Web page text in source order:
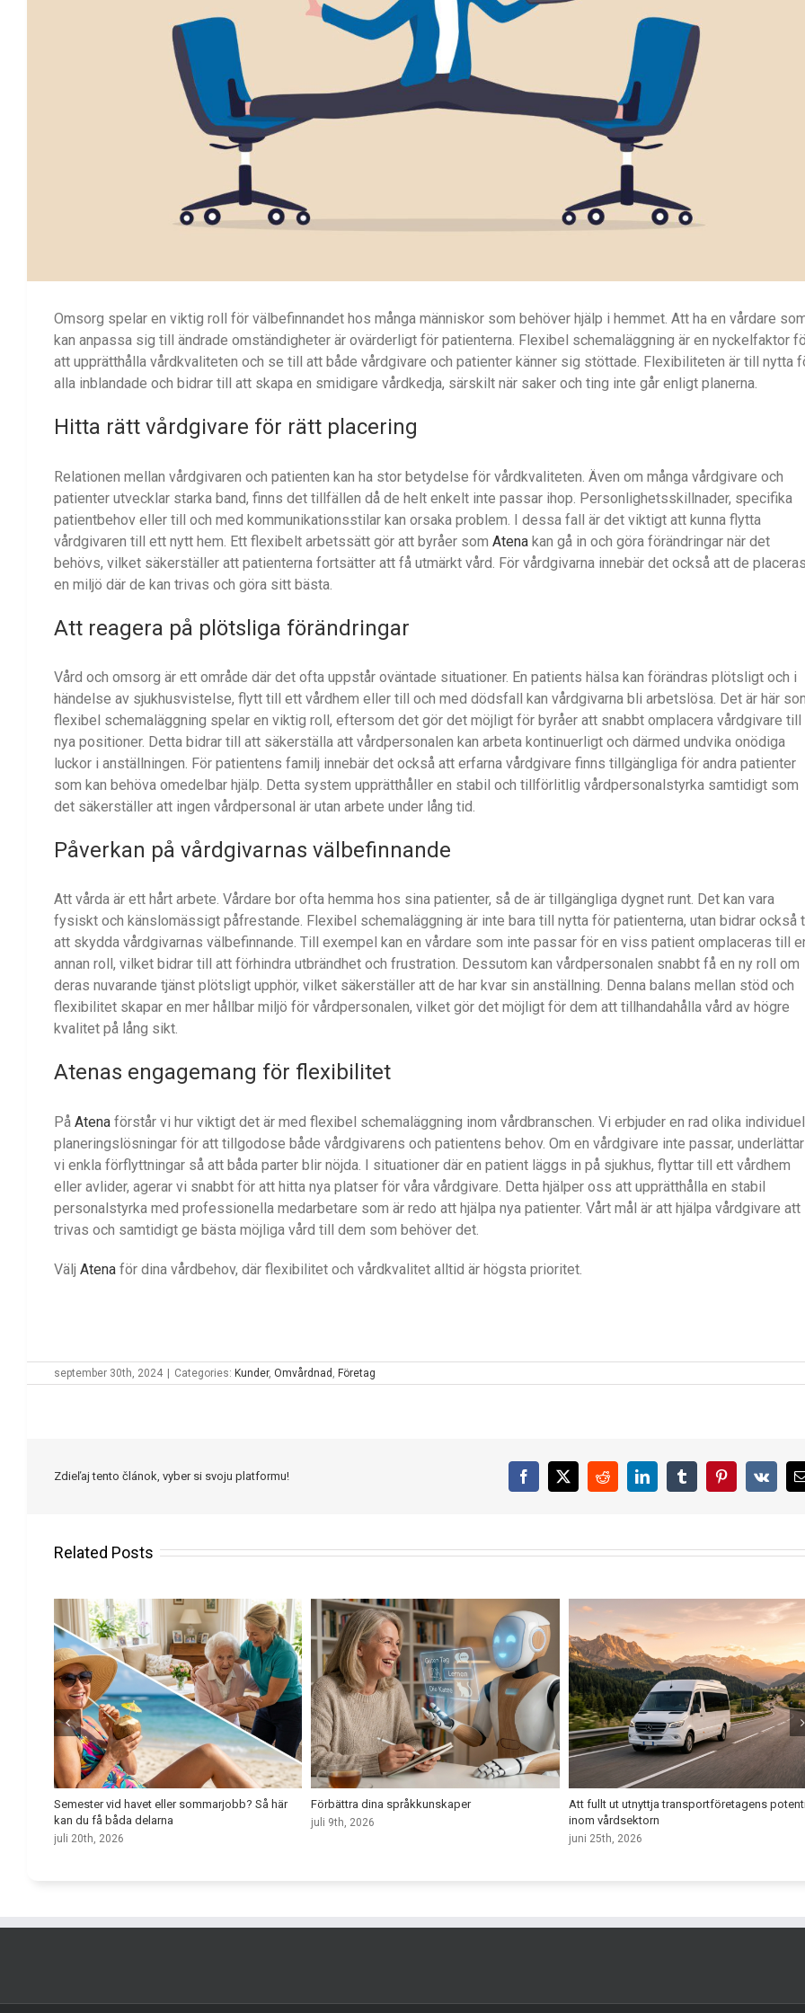
Omsorg spelar en viktig roll för välbefinnandet hos många människor som behöver hjälp i hemmet. Att ha en vårdare
kan anpassa sig till ändrade omständigheter är ovärderligt för patienterna. Flexibel schemaläggning är en nyckelfaktor
att upprätthålla vårdkvaliteten och se till att både vårdgivare och patienter känner sig stöttade. Flexibiliteten är till nytta
alla inblandade och bidrar till att skapa en smidigare vårdkedja, särskilt när saker och ting inte går enligt planerna.
Hitta rätt vårdgivare för rätt placering
Relationen mellan vårdgivaren och patienten kan ha stor betydelse för vårdkvaliteten. Även om många vårdgivare och
patienter utvecklar starka band, finns det tillfällen då de helt enkelt inte passar ihop. Personlighetsskillnader, specifika
patientbehov eller till och med kommunikationsstilar kan orsaka problem. I dessa fall är det viktigt att kunna flytta
vårdgivaren till ett nytt hem. Ett flexibelt arbetssätt gör att byråer som Atena kan gå in och göra förändringar när det
behövs, vilket säkerställer att patienterna fortsätter att få utmärkt vård. För vårdgivarna innebär det också att de
en miljö där de kan trivas och göra sitt bästa.
Att reagera på plötsliga förändringar
Vård och omsorg är ett område där det ofta uppstår oväntade situationer. En patients hälsa kan förändras plötsligt och i
händelse av sjukhusvistelse, flytt till ett vårdhem eller till och med dödsfall kan vårdgivarna bli arbetslösa. Det är här
flexibel schemaläggning spelar en viktig roll, eftersom det gör det möjligt för byråer att snabbt omplacera vårdgivare till
nya positioner. Detta bidrar till att säkerställa att vårdpersonalen kan arbeta kontinuerligt och därmed undvika onödiga
luckor i anställningen. För patientens familj innebär det också att erfarna vårdgivare finns tillgängliga för andra patienter
som kan behöva omedelbar hjälp. Detta system upprätthåller en stabil och tillförlitlig vårdpersonalstyrka samtidigt som
det säkerställer att ingen vårdpersonal är utan arbete under lång tid.
Påverkan på vårdgivarnas välbefinnande
Att vårda är ett hårt arbete. Vårdare bor ofta hemma hos sina patienter, så de är tillgängliga dygnet runt. Det kan vara
fysiskt och känslomässigt påfrestande. Flexibel schemaläggning är inte bara till nytta för patienterna, utan bidrar också
att skydda vårdgivarnas välbefinnande. Till exempel kan en vårdare som inte passar för en viss patient omplaceras till
annan roll, vilket bidrar till att förhindra utbrändhet och frustration. Dessutom kan vårdpersonalen snabbt få en ny roll om
deras nuvarande tjänst plötsligt upphör, vilket säkerställer att de har kvar sin anställning. Denna balans mellan stöd och
flexibilitet skapar en mer hållbar miljö för vårdpersonalen, vilket gör det möjligt för dem att tillhandahålla vård av högre
kvalitet på lång sikt.
Atenas engagemang för flexibilitet
På Atena förstår vi hur viktigt det är med flexibel schemaläggning inom vårdbranschen. Vi erbjuder en rad olika
planeringslösningar för att tillgodose både vårdgivarens och patientens behov. Om en vårdgivare inte passar, underlättar
vi enkla förflyttningar så att båda parter blir nöjda. I situationer där en patient läggs in på sjukhus, flyttar till ett vårdhem
eller avlider, agerar vi snabbt för att hitta nya platser för våra vårdgivare. Detta hjälper oss att upprätthålla en stabil
personalstyrka med professionella medarbetare som är redo att hjälpa nya patienter. Vårt mål är att hjälpa vårdgivare att
trivas och samtidigt ge bästa möjliga vård till dem som behöver det.
Välj Atena för dina vårdbehov, där flexibilitet och vårdkvalitet alltid är högsta prioritet.
september 30th, 2024 | Categories: Kunder, Omvårdnad Företag
Zdieľaj tento článok, vyber si svoju platformu! Facebook
X RedditLinkedInTumblrPinterest
Vk
Related Posts
Semester vid havet eller sommarjobb? Så här
kan du få båda delarna
juli 20th, 2026
Förbättra dina språkkunskaper
juli 9th, 2026
Att fullt ut utnyttja transportföretagens
inom vårdsektorn
juni 25th, 2026